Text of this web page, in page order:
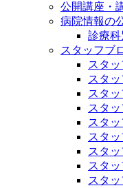
公開講座・
病院情報の
診療
スタッフブ
スタッ
スタッ
スタッ
スタッ
スタッ
スタッ
スタッ
スタッ
スタッ